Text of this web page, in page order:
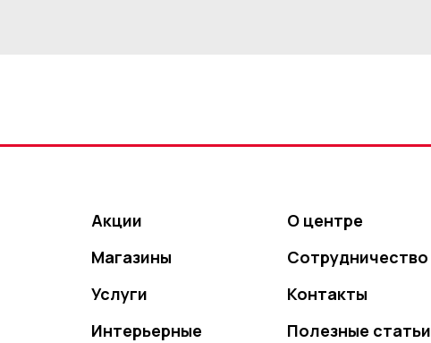
Акции
Магазины
Услуги
Интерьерные
О центре
Сотрудничество
Контакты
Полезные статьи